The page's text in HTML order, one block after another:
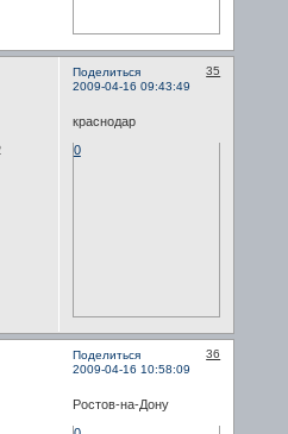
Поделиться
35
2009-04-16 09:43:49
краснодар
0
Поделиться
36
2009-04-16 10:58:09
Ростов-на-Дону